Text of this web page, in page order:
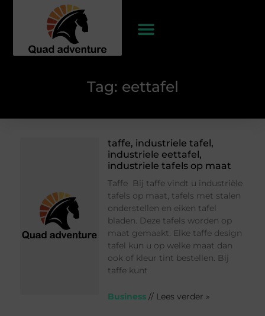
Tag: eettafel
taffe, industriele tafel,
industriele eettafel,
industriele tafels op maat
Taffe Bij taffe vindt u industriële
tafels op maat, tafels met stalen
onderstellen en eiken tafel
bladen. Deze tafels worden op
maat gemaakt. Elke taffe design
tafel kun u op welke maat dan
ook of kleur tint bestellen. Bij
taffe kunt
Business // Lees verder »